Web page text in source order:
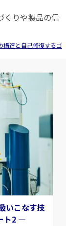
くりや製品の信
構造と自己修復するゴ
いこなす技
ト2 ―